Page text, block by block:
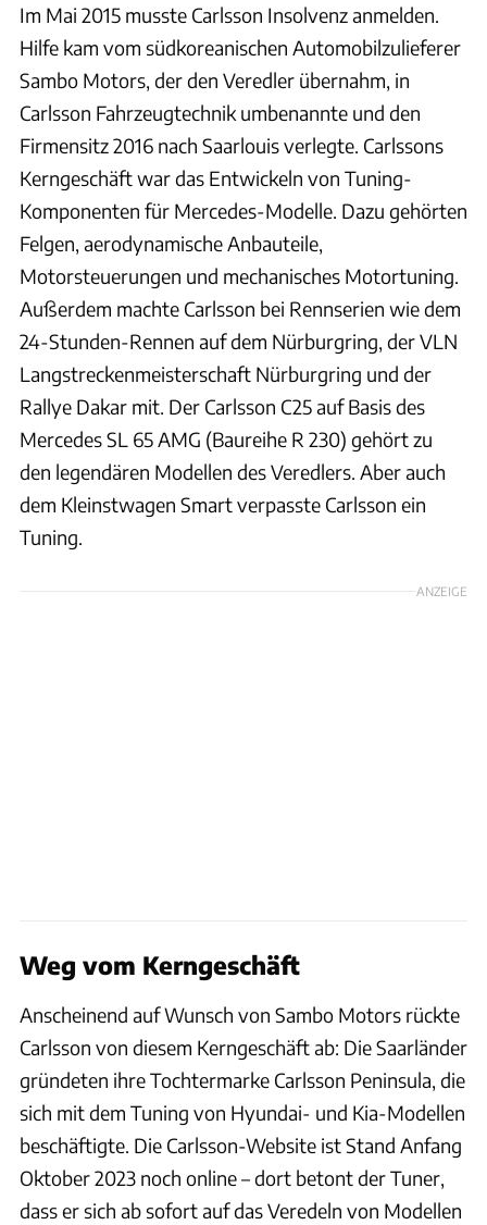
Im Mai 2015 musste Carlsson Insolvenz anmelden.
Hilfe kam vom südkoreanischen Automobilzulieferer
Sambo Motors, der den Veredler übernahm, in
Carlsson Fahrzeugtechnik umbenannte und den
Firmensitz 2016 nach Saarlouis verlegte. Carlssons
Kerngeschäft war das Entwickeln von Tuning-
Komponenten für Mercedes-Modelle. Dazu gehörten
Felgen, aerodynamische Anbauteile,
Motorsteuerungen und mechanisches Motortuning.
Außerdem machte Carlsson bei Rennserien wie dem
24-Stunden-Rennen auf dem Nürburgring, der VLN
Langstreckenmeisterschaft Nürburgring und der
Rallye Dakar mit. Der Carlsson C25 auf Basis des
Mercedes SL 65 AMG (Baureihe R 230) gehört zu
den legendären Modellen des Veredlers. Aber auch
dem Kleinstwagen Smart verpasste Carlsson ein
Tuning.
ANZEIGE
Weg vom Kerngeschäft
Anscheinend auf Wunsch von Sambo Motors rückte
Carlsson von diesem Kerngeschäft ab: Die Saarländer
gründeten ihre Tochtermarke Carlsson Peninsula, die
sich mit dem Tuning von Hyundai- und Kia-Modellen
beschäftigte. Die Carlsson-Website ist Stand Anfang
Oktober 2023 noch online – dort betont der Tuner,
dass er sich ab sofort auf das Veredeln von Modellen